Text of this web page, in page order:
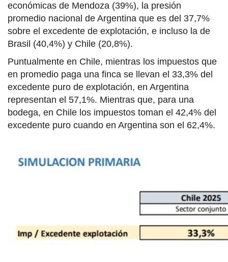
económicas de Mendoza (39%), la presión
promedio nacional de Argentina que es del 37,7%
sobre el excedente de explotación, e incluso la de
Brasil (40,4%) y Chile (20,8%).
Puntualmente en Chile, mientras los impuestos que
en promedio paga una finca se llevan el 33,3% del
excedente puro de explotación, en Argentina
representan el 57,1%. Mientras que, para una
bodega, en Chile los impuestos toman el 42,4% del
excedente puro cuando en Argentina son el 62,4%.